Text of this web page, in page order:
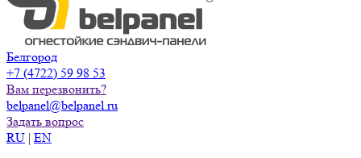
Белгород
+7 (4722) 59 98 53
Вам перезвонить?
belpanel@belpanel.ru
Задать вопрос
RU | EN